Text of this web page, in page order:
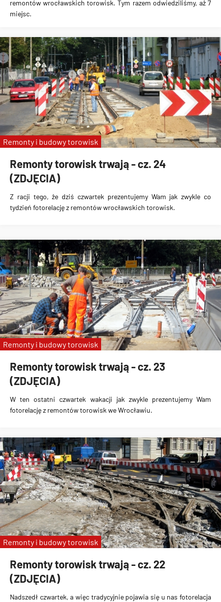
remontów wrocławskich torowisk. Tym razem odwiedziliśmy, aż 7
miejsc.
Remonty torowisk trwają - cz. 24
(ZDJĘCIA)
Z racji tego, że dziś czwartek prezentujemy Wam jak zwykle co
tydzień fotorelację z remontów wrocławskich torowisk.
Remonty i budowy torowisk
Remonty torowisk trwają - cz. 23
(ZDJĘCIA)
W ten ostatni czwartek wakacji jak zwykle prezentujemy Wam
fotorelację z remontów torowisk we Wrocławiu.
Remonty i budowy torowisk
Remonty torowisk trwają - cz. 22
(ZDJĘCIA)
Nadszedł czwartek, a więc tradycyjnie pojawia się u nas fotorelacja
Remonty i budowy torowisk